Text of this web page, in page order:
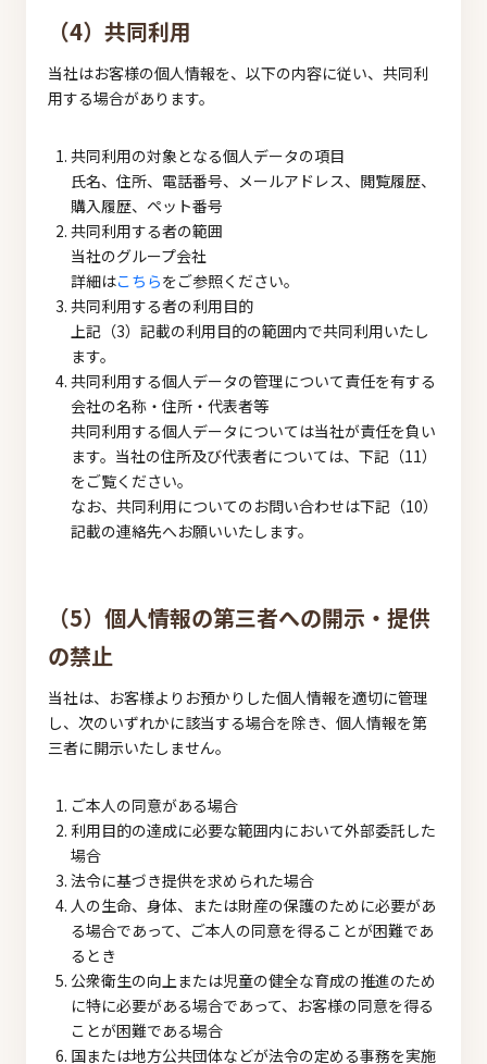
（4）共同利用
当社はお客様の個人情報を、以下の内容に従い、共同利
用する場合があります。
共同利用の対象となる個人データの項目
氏名、住所、電話番号、メールアドレス、閲覧履歴、
購入履歴、ペット番号
共同利用する者の範囲
当社のグループ会社
詳細はこちらをご参照ください。
共同利用する者の利用目的
上記（3）記載の利用目的の範囲内で共同利用いたし
ます。
共同利用する個人データの管理について責任を有する
会社の名称・住所・代表者等
共同利用する個人データについては当社が責任を負い
ます。当社の住所及び代表者については、下記（11）
をご覧ください。
なお、共同利用についてのお問い合わせは下記（10）
記載の連絡先へお願いいたします。
（5）個人情報の第三者への開示・提供
の禁止
当社は、お客様よりお預かりした個人情報を適切に管理
し、次のいずれかに該当する場合を除き、個人情報を第
三者に開示いたしません。
ご本人の同意がある場合
利用目的の達成に必要な範囲内において外部委託した
場合
法令に基づき提供を求められた場合
人の生命、身体、または財産の保護のために必要があ
る場合であって、ご本人の同意を得ることが困難であ
るとき
公衆衛生の向上または児童の健全な育成の推進のため
に特に必要がある場合であって、お客様の同意を得る
ことが困難である場合
国または地方公共団体などが法令の定める事務を実施